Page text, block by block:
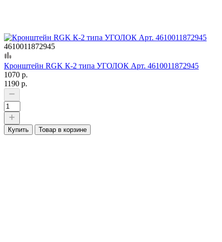
4610011872945
Кронштейн RGK К-2 типа УГОЛОК Арт. 4610011872945
1070 р.
1190 р.
Купить Товар в корзине